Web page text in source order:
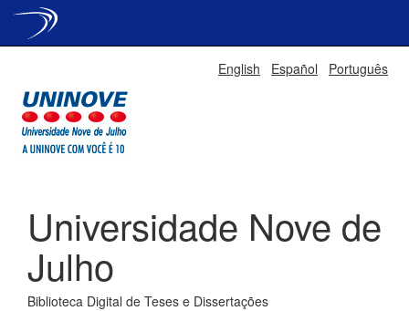
English Español Português
Universidade Nove de
Julho
Biblioteca Digital de Teses e Dissertações